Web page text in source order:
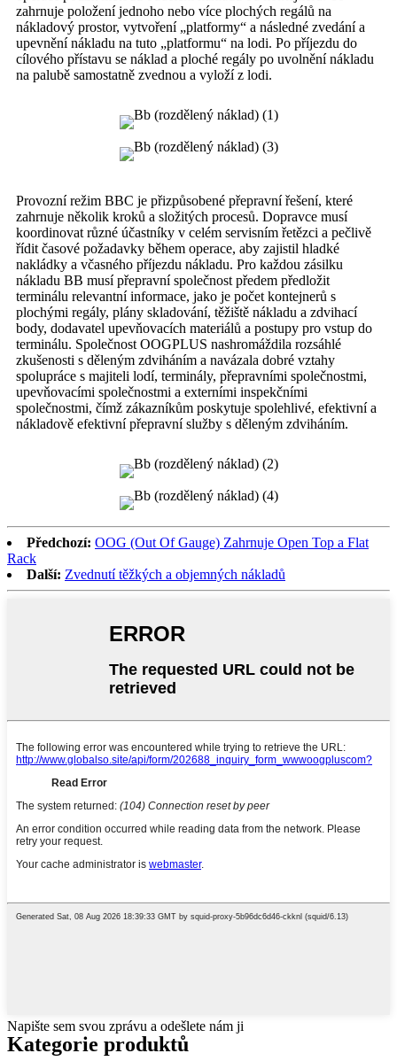
zahrnuje položení jednoho nebo více plochých regálů na
nákladový prostor, vytvoření „platformy“ a následné zvedání a
upevnění nákladu na tuto „platformu“ na lodi. Po příjezdu do
cílového přístavu se náklad a ploché regály po uvolnění nákladu
na palubě samostatně zvednou a vyloží z lodi.
Provozní režim BBC je přizpůsobené přepravní řešení, které
zahrnuje několik kroků a složitých procesů. Dopravce musí
koordinovat různé účastníky v celém servisním řetězci a pečlivě
řídit časové požadavky během operace, aby zajistil hladké
nakládky a včasného příjezdu nákladu. Pro každou zásilku
nákladu BB musí přepravní společnost předem předložit
terminálu relevantní informace, jako je počet kontejnerů s
plochými regály, plány skladování, těžiště nákladu a zdvihací
body, dodavatel upevňovacích materiálů a postupy pro vstup do
terminálu. Společnost OOGPLUS nashromáždila rozsáhlé
zkušenosti s děleným zdviháním a navázala dobré vztahy
spolupráce s majiteli lodí, terminály, přepravními společnostmi,
upevňovacími společnostmi a externími inspekčními
společnostmi, čímž zákazníkům poskytuje spolehlivé, efektivní a
nákladově efektivní přepravní služby s děleným zdviháním.
Předchozí: OOG (Out Of Gauge) Zahrnuje Open Top a Flat
Rack
Další: Zvednutí těžkých a objemných nákladů
Napište sem svou zprávu a odešlete nám ji
Kategorie produktů